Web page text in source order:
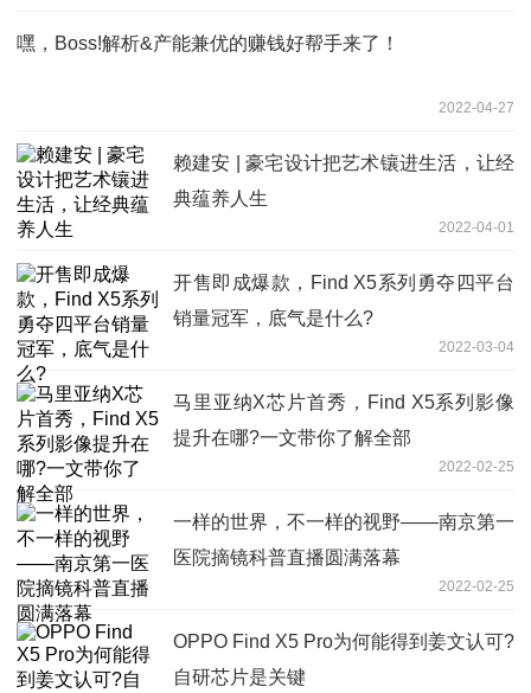
嘿，Boss!解析&产能兼优的赚钱好帮手来了！
2022-04-27
赖建安 | 豪宅设计把艺术镶进生活，让经
典蕴养人生
2022-04-01
开售即成爆款，Find X5系列勇夺四平台
销量冠军，底气是什么?
2022-03-04
马里亚纳X芯片首秀，Find X5系列影像
提升在哪?一文带你了解全部
2022-02-25
一样的世界，不一样的视野——南京第一
医院摘镜科普直播圆满落幕
2022-02-25
OPPO Find X5 Pro为何能得到姜文认可?
自研芯片是关键